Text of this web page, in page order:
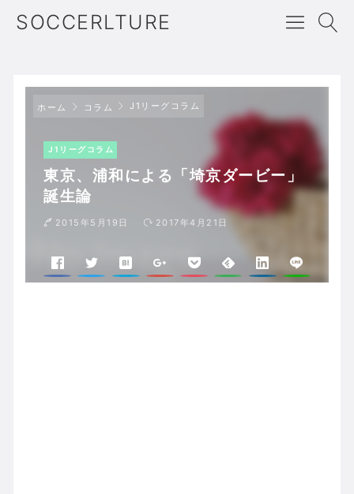
SOCCERLTURE
ホーム コラム J1リーグコラム
J1リーグコラム
東京、浦和による「埼京ダービー」
誕生論
2015年5月19日 2017年4月21日